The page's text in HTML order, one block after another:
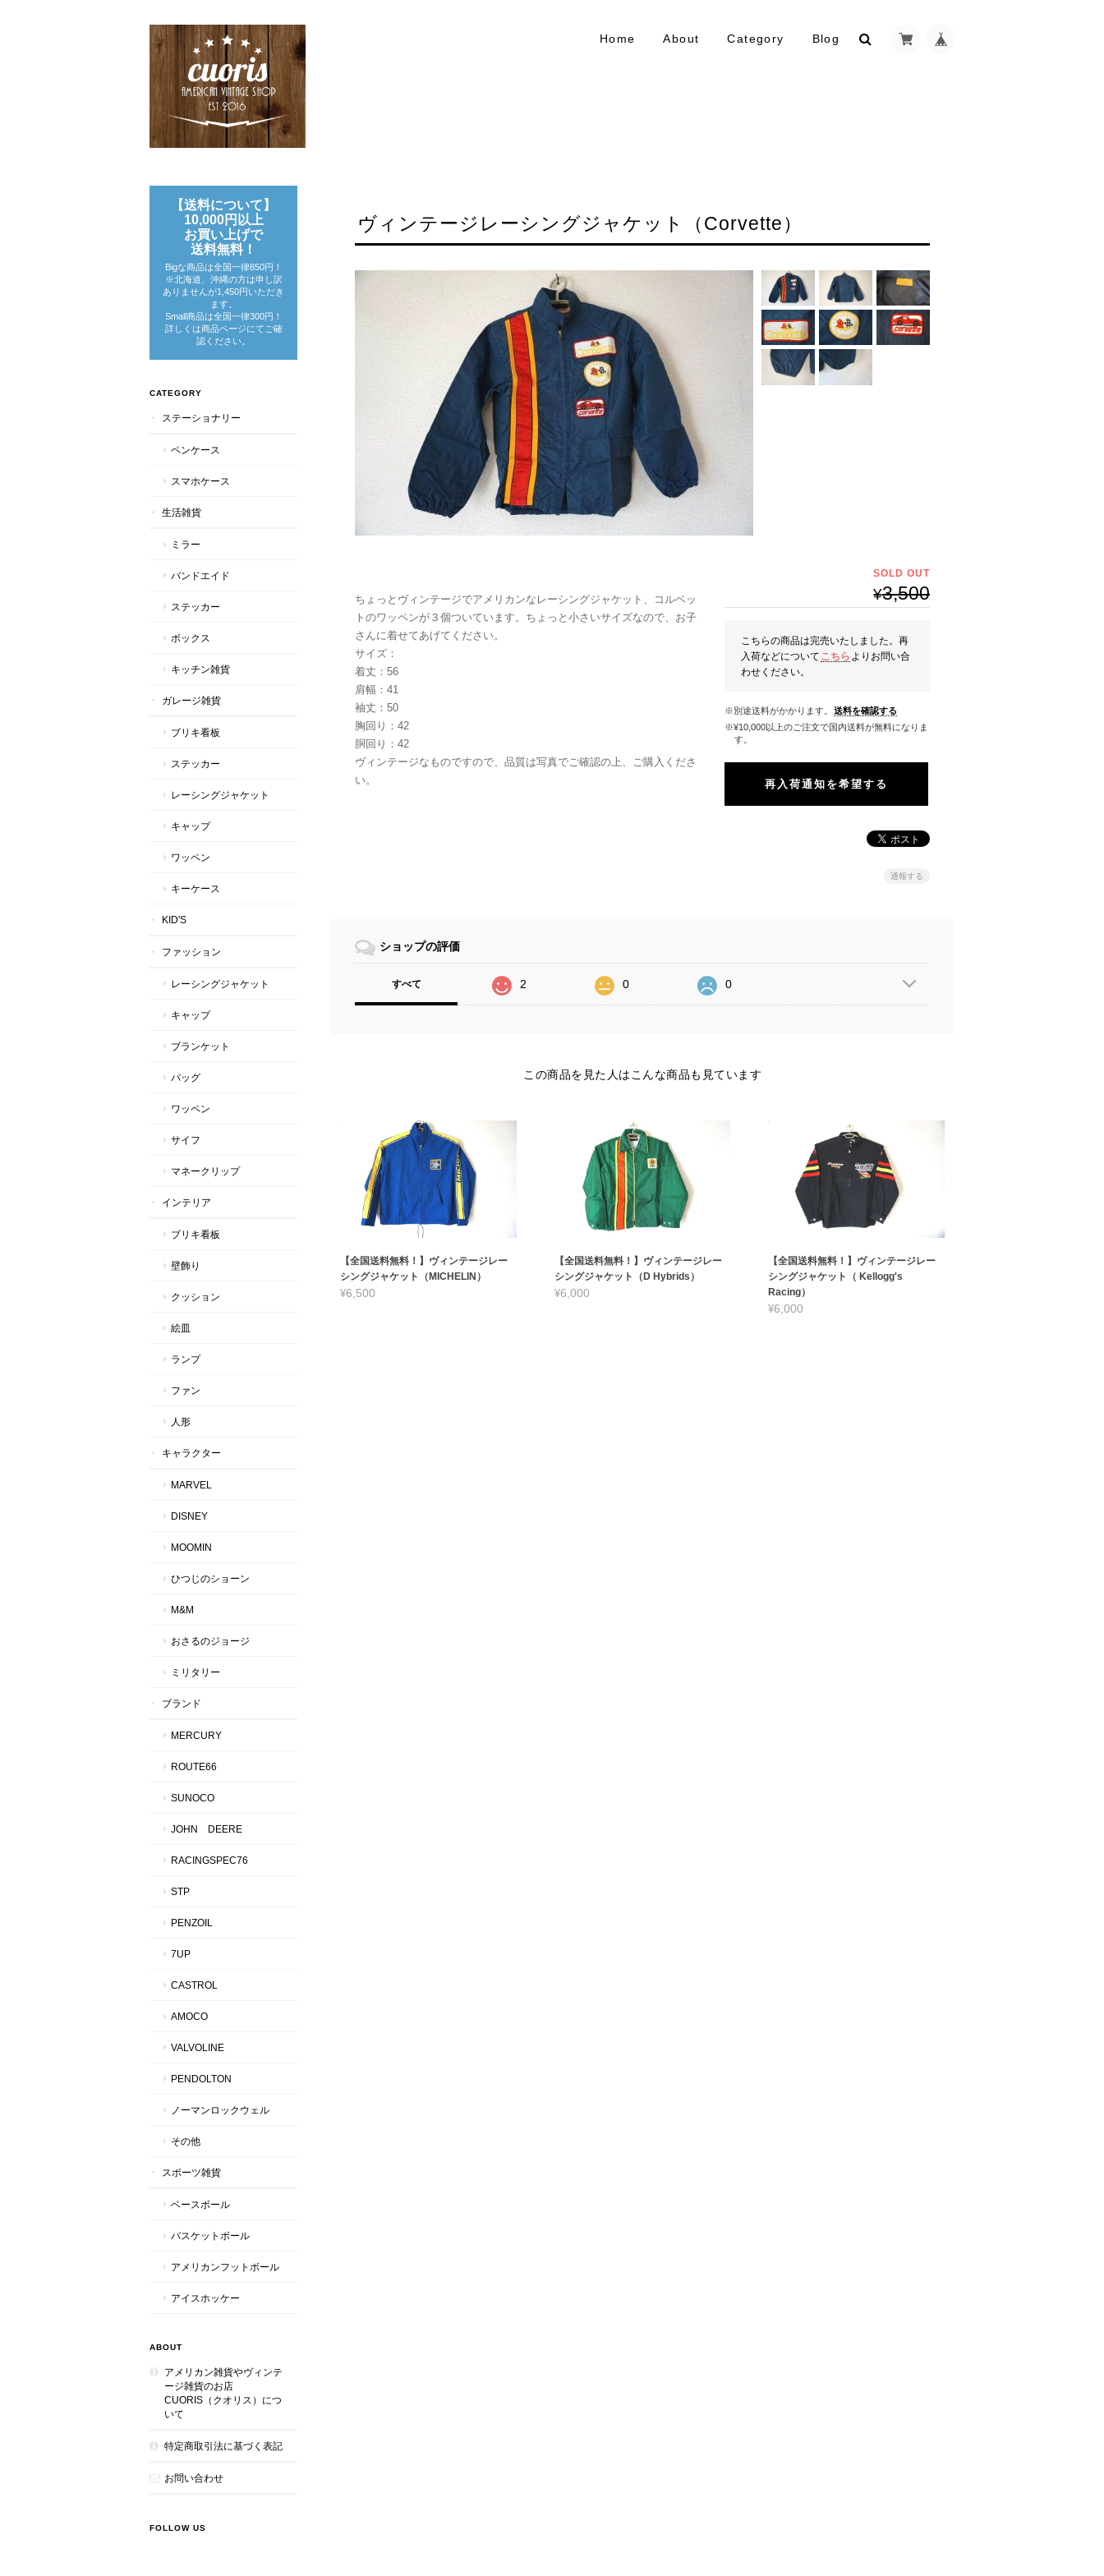
Home About Category Blog
ヴィンテージレーシングジャケット（Corvette）
ちょっとヴィンテージでアメリカンなレーシングジャケット、コルベッ
トのワッペンが３個ついています。ちょっと小さいサイズなので、お子
さんに着せてあげてください。
サイズ：
着丈：56
肩幅：41
袖丈：50
胸回り：42
胴回り：42
ヴィンテージなものですので、品質は写真でご確認の上、ご購入くださ
い。
SOLD OUT
¥3,500
こちらの商品は完売いたしました。再
入荷などについて こちら よりお問い合
わせください。
※別途送料がかかります。 送料を確認する
※¥10,000以上のご注文で国内送料が無料になりま
す。
再入荷通知を希望する
通報する
ショップの評価
すべて 2 0 0
この商品を見た人はこんな商品も見ています
【全国送料無料！】ヴィンテージレー
シングジャケット（MICHELIN）
¥6,500
【全国送料無料！】ヴィンテージレー
シングジャケット（D Hybrids）
¥6,000
【全国送料無料！】ヴィンテージレー
シングジャケット（ Kellogg's
Racing）
¥6,000
【送料について】
10,000円以上
お買い上げで
送料無料！
Bigな商品は全国一律850円！
※北海道、沖縄の方は申し訳
ありませんが1,450円いただき
ます。
Small商品は全国一律300円！
詳しくは商品ページにてご確
認ください。
CATEGORY
ステーショナリー
ペンケース
スマホケース
生活雑貨
ミラー
バンドエイド
ステッカー
ボックス
キッチン雑貨
ガレージ雑貨
ブリキ看板
ステッカー
レーシングジャケット
キャップ
ワッペン
キーケース
KID'S
ファッション
レーシングジャケット
キャップ
ブランケット
バッグ
ワッペン
サイフ
マネークリップ
インテリア
ブリキ看板
壁飾り
クッション
絵皿
ランプ
ファン
人形
キャラクター
MARVEL
DISNEY
MOOMIN
ひつじのショーン
M&M
おさるのジョージ
ミリタリー
ブランド
MERCURY
ROUTE66
SUNOCO
JOHN DEERE
RACINGSPEC76
STP
PENZOIL
7UP
CASTROL
AMOCO
VALVOLINE
PENDOLTON
ノーマンロックウェル
その他
スポーツ雑貨
ベースボール
バスケットボール
アメリカンフットボール
アイスホッケー
ABOUT
アメリカン雑貨やヴィンテ
ージ雑貨のお店
CUORIS（クオリス）につ
いて
特定商取引法に基づく表記
お問い合わせ
FOLLOW US